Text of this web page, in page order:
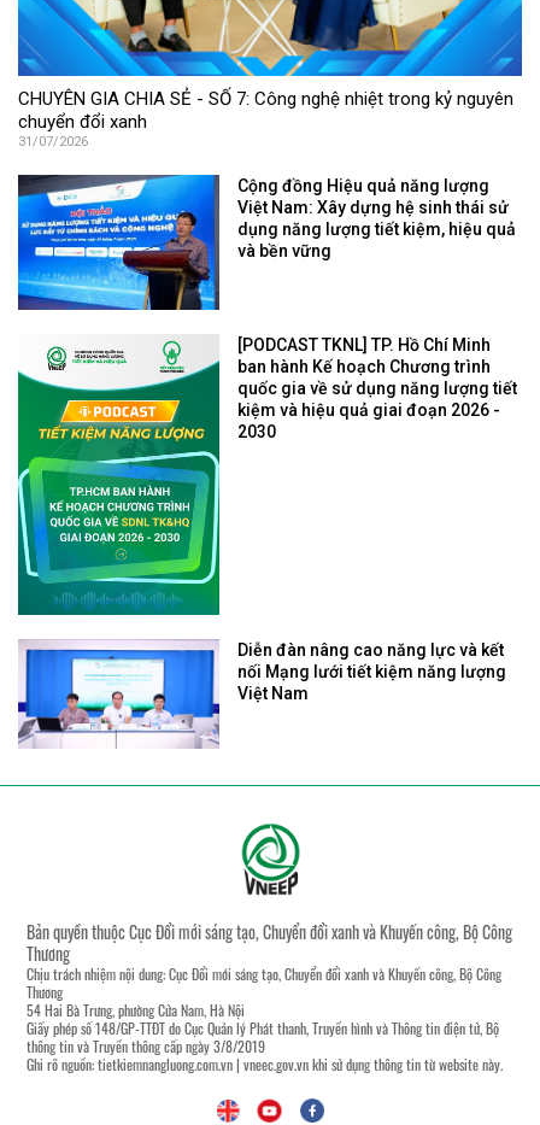
CHUYÊN GIA CHIA SẺ - SỐ 7: Công nghệ nhiệt trong kỷ nguyên
chuyển đổi xanh
31/07/2026
Cộng đồng Hiệu quả năng lượng
Việt Nam: Xây dựng hệ sinh thái sử
dụng năng lượng tiết kiệm, hiệu quả
và bền vững
[PODCAST TKNL] TP. Hồ Chí Minh
ban hành Kế hoạch Chương trình
quốc gia về sử dụng năng lượng tiết
kiệm và hiệu quả giai đoạn 2026 -
2030
Diễn đàn nâng cao năng lực và kết
nối Mạng lưới tiết kiệm năng lượng
Việt Nam
Bản quyền thuộc Cục Đổi mới sáng tạo, Chuyển đổi xanh và Khuyến công, Bộ Công
Thương
Chịu trách nhiệm nội dung: Cục Đổi mới sáng tạo, Chuyển đổi xanh và Khuyến công, Bộ Công
Thương
54 Hai Bà Trưng, phường Cửa Nam, Hà Nội
Giấy phép số 148/GP-TTĐT do Cục Quản lý Phát thanh, Truyền hình và Thông tin điện tử, Bộ
thông tin và Truyền thông cấp ngày 3/8/2019
Ghi rõ nguồn:tietkiemnangluong.com.vn| vneec.gov.vnkhi sử dụng thông tin từ website này.